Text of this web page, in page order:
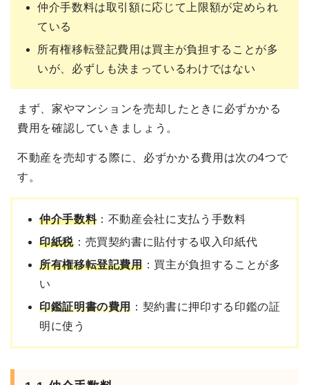
仲介手数料は取引額に応じて上限額が定められ
ている
所有権移転登記費用は買主が負担することが多
いが、必ずしも決まっているわけではない
まず、家やマンションを売却したときに必ずかかる
費用を確認していきましょう。
不動産を売却する際に、必ずかかる費用は次の4つで
す。
仲介手数料：不動産会社に支払う手数料
印紙税：売買契約書に貼付する収入印紙代
所有権移転登記費用：買主が負担することが多
い
印鑑証明書の費用 ：契約書に押印する印鑑の証
明に使う